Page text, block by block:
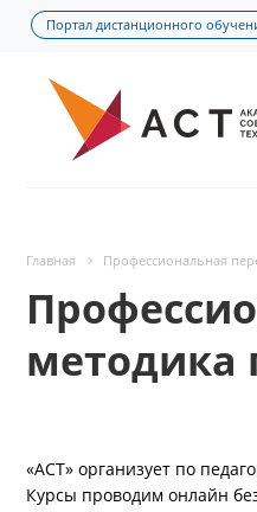
Портал дистанционного
Главная Профессиональная
методика
«АСТ» организует по
Курсы проводим онлайн